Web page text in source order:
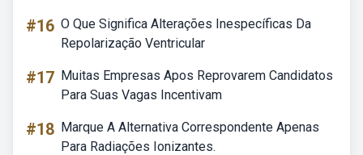
#16 O Que Significa Alterações Inespecíficas Da
Repolarização Ventricular
#17 Muitas Empresas Apos Reprovarem Candidatos
Para Suas Vagas Incentivam
#18 Marque A Alternativa Correspondente Apenas
Para Radiações Ionizantes.